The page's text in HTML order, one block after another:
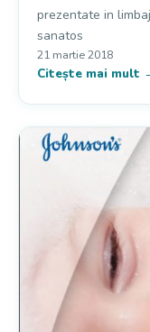
prezentate in
sanatos
21 martie 2018
Citește mai mult